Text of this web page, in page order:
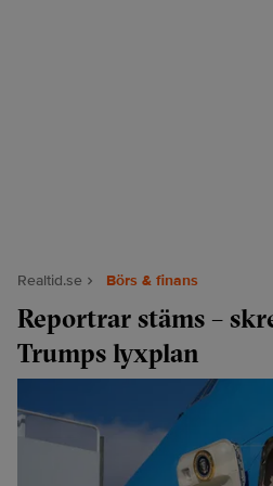
Realtid.se Börs & finans
Reportrar stäms –
Trumps lyxplan